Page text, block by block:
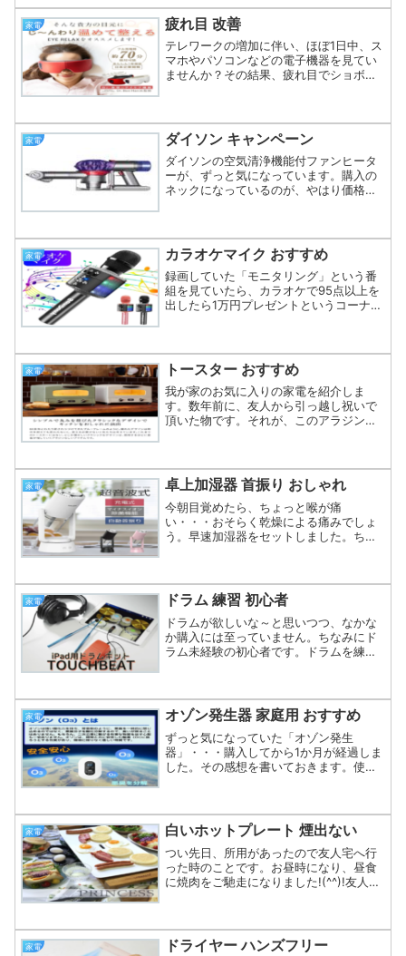
テレビ番組や映画を録画し...
家電 疲れ目 改善
テレワークの増加に伴い、ほぼ1日中、ス
マホやパソコンなどの電子機器を見てい
ませんか？その結果、疲れ目でショボシ
で、一時期その通りにや...
家電 ダイソン キャンペーン
ダイソンの空気清浄機能付ファンヒータ
ーが、ずっと気になっています。購入の
ネックになっているのが、やはり価格で
Pure Hot+Coo...
家電 カラオケマイク おすすめ
録画していた「モニタリング」という番
組を見ていたら、カラオケで95点以上を
出したら1万円プレゼントというコーナー
え、歌声も丸聞こえ状態...
家電 トースター おすすめ
我が家のお気に入りの家電を紹介しま
す。数年前に、友人から引っ越し祝いで
頂いた物です。それが、このアラジンの
夫があります。今まで使用し...
家電 卓上加湿器 首振り おしゃれ
今朝目覚めたら、ちょっと喉が痛
い・・・おそらく乾燥による痛みでしょ
う。早速加湿器をセットしました。ちな
{b.MoshimoAffil...
家電 ドラム 練習 初心者
ドラムが欲しいな～と思いつつ、なかな
か購入には至っていません。ちなみにド
ラム未経験の初心者です。ドラムを練習
と色々と見ていたら、iP...
家電 オゾン発生器 家庭用 おすすめ
ずっと気になっていた「オゾン発生
器」・・・購入してから1か月が経過しま
した。その感想を書いておきます。使用
に関してはおすすめです！つ...
家電 白いホットプレート 煙出ない
つい先日、所用があったので友人宅へ行
った時のことです。お昼時になり、昼食
に焼肉をご馳走になりました!(^^)!友人の
などとの色合い...
家電 ドライヤー ハンズフリー